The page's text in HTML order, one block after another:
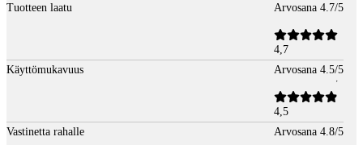
Tuotteen laatu Arvosana 4.7/5
4,7
Käyttömukavuus
Arvosana 4.5/5
4,5
Vastinetta rahalle
Arvosana 4.8/5